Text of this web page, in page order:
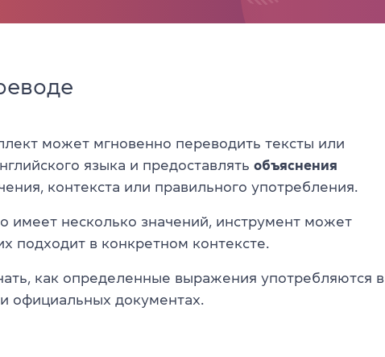
может мгновенно переводить тексты или
языка и предоставлять объяснения
контекста или правильного употребления.
имеет несколько значений, инструмент может
подходит в конкретном контексте.
как определенные выражения употребляются в
официальных документах.